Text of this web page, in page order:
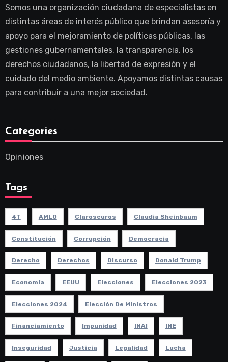
Somos una organización ciudadana de especialistas en
distintas áreas de interés público que brindan asesoría y
apoyo para el mejoramiento de políticas públicas, las
gestiones gubernamentales, la transparencia, los
derechos ciudadanos, la libertad de expresión y el
cuidado del medio ambiente. Apoyamos distintas causas
para contribuir a una mejor sociedad.
Categories
Opiniones
Tags
4T AMLO Claroscuros Claudia Sheinbaum
Constitución Corrupción Democracia
Derecho Derechos Discurso Donald Trump
Economía EEUU Elecciones Elecciones 2023
Elecciones 2024 Elección De Ministros
Financiamiento Impunidad INAI INE
Inseguridad Justicia Legalidad Lucha